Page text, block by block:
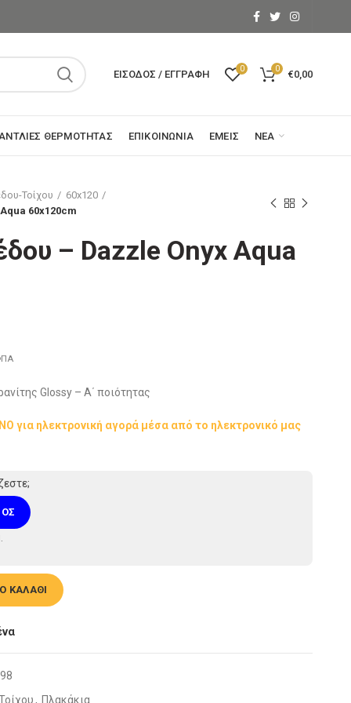
ΕΊΣΟΔΟΣ / ΕΓΓΡΑΦΉ 0 0 €0,00
ΘΕΡΜΌΤΗΤΑΣ ΕΠΙΚΟΙΝΩΝΊΑ ΕΜΕΊΣ ΝΈΑ
Τοίχου
60x120
60x120cm
– Dazzle Onyx Aqua
Glossy – Α΄ ποιότητας
για ηλεκτρονική αγορά μέσα από το ηλεκτρονικό μας
60x120cm ποσότητα
ΚΑΛΆΘΙ
, Πλακάκια